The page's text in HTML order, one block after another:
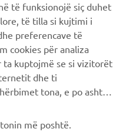
të funksionojë siç duhet
të tilla si kujtimi i
preferencave të
cookies për analiza
kuptojmë se si vizitorët
dhe ti
tona, e po ashtu ti
më poshtë.